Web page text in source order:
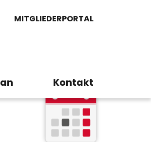
Kontakt
MITGLIEDERPORTAL